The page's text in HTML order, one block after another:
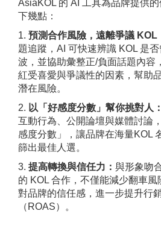
AsiaKOL 的 AI 工具為品牌提供
下幾點：
1. 預測合作風險，遠離爭議 KOL
題追蹤，AI 可快速辨識 KOL 是
波，並協助彙整正/負面話題內容
紅受喜愛與爭議性的因素，幫助
潛在風險。
2. 以「好感度分數」幫你挑對人：
互動行為、公開論壇與媒體討論
感度分數」，讓品牌在海量KOL
篩出最佳人選。
3. 提高轉換與信任力： 與形象吻
的 KOL 合作，不僅能減少翻車
對品牌的信任感，進一步提升行
（ROAS）。